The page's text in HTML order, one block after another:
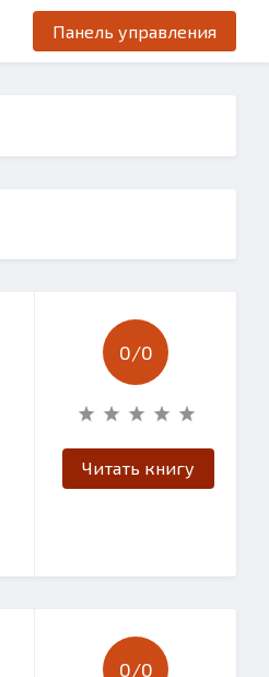
Панель управления
0/0
Читать книгу
0/0